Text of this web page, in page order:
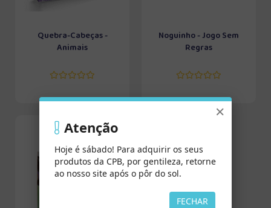
Quebra-Cabeças -
Animais
Noguinho - Jogo Sem
Regras
×
Atenção
Hoje é sábado! Para adquirir os seus
produtos da CPB, por gentileza, retorne
ao nosso site após o pôr do sol.
FECHAR